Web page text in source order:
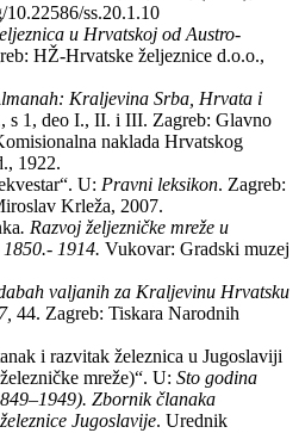
ss.20.1.10
u Hrvatskoj od Austro-
HŽ-Hrvatske željeznice d.o.o.,
Kraljevina Srba, Hrvata i
, s 1, deo I., II. i III. Zagreb: Glavno
naklada Hrvatskog
1922.
U: Pravni leksikon. Zagreb:
Krleža, 2007.
. Razvoj željezničke mreže u
1914. Vukovar: Gradski muzej
valjanih za Kraljevinu Hrvatsku
44. Zagreb: Tiskara Narodnih
i razvitak železnica u Jugoslaviji
mreže)“. U: Sto godina
Zbornik članaka
Jugoslavije. Urednik